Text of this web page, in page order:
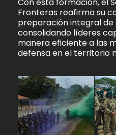
Fronteras reafirma su
preparación integral de
consolidando líderes
manera eficiente a las
defensa en el territorio